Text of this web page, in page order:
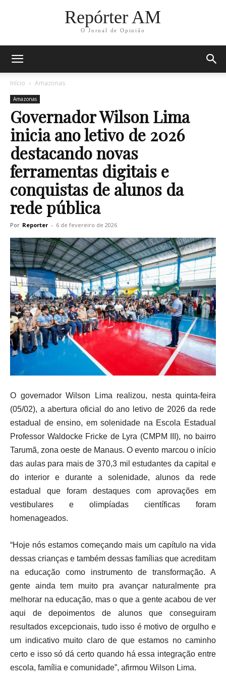
Repórter AM
O Jornal de Opinião
Início Amazonas
Amazonas
Governador Wilson Lima
inicia ano letivo de 2026
destacando novas
ferramentas digitais e
conquistas de alunos da
rede pública
Por Reporter - 6 de fevereiro de 2026
O governador Wilson Lima realizou, nesta quinta-feira
(05/02), a abertura oficial do ano letivo de 2026 da rede
estadual de ensino, em solenidade na Escola Estadual
Professor Waldocke Fricke de Lyra (CMPM III), no bairro
Tarumã, zona oeste de Manaus. O evento marcou o início
das aulas para mais de 370,3 mil estudantes da capital e
do interior e durante a solenidade, alunos da rede
estadual que foram destaques com aprovações em
vestibulares e olimpíadas científicas foram
homenageados.
“Hoje nós estamos começando mais um capítulo na vida
dessas crianças e também dessas famílias que acreditam
na educação como instrumento de transformação. A
gente ainda tem muito pra avançar naturalmente pra
melhorar na educação, mas o que a gente acabou de ver
aqui de depoimentos de alunos que conseguiram
resultados excepcionais, tudo isso é motivo de orgulho e
um indicativo muito claro de que estamos no caminho
certo e isso só dá certo quando há essa integração entre
escola, família e comunidade”, afirmou Wilson Lima.